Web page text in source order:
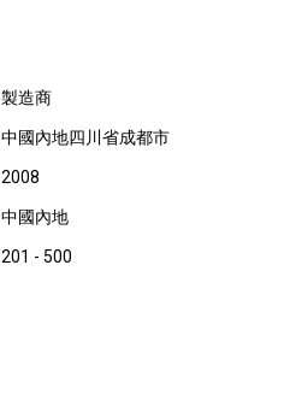
製造商
中國內地四川省成都市
2008
中國內地
201 - 500